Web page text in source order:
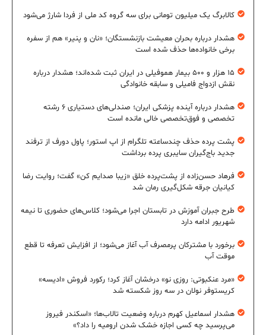
کالابرگ یک میلیون تومانی برای سه گروه کد ملی از فردا شارژ می‌شود
هشدار درباره بحران معیشت بازنشستگان؛ «نان و پنیر» هم از سفره
برخی خانواده‌ها حذف شده است
۱۵ هزار و ۵۰۰ بیمار هموفیلی در ایران ثبت شده‌اند؛ هشدار درباره
نقش ازدواج فامیلی و سابقه خانوادگی
هشدار درباره آینده پزشکی ایران؛ صندلی‌های دستیاری ۶ رشته
تخصصی و فوق‌تخصصی خالی مانده است
پشت پرده حذف چندساعته تلگرام از اپ استور؛ پاول دورف از ترفند
جدید باج‌گیران سایبری پرده برداشت
فرهاد حسن‌زاده از پشت‌پرده خلق «زیبا صدایم کن» گفت؛ روایت رضا
کیانیان جرقه شکل‌گیری رمان شد
طرح جبران آموزش در تابستان اجرا می‌شود؛ کلاس‌های حضوری تا نیمه
شهریور ادامه دارد
برخورد با مشترکان پرمصرف آب آغاز می‌شود؛ از افزایش تعرفه تا قطع
موقت آب
«مرد عنکبوتی: روزی نو» درخشان آغاز کرد؛ رکورد فروش «ادیسه»
کریستوفر نولان در سه روز شکسته شد
هشدار اسماعیل کهرم درباره وضعیت تالاب‌ها؛ «اسکندر فیروز
می‌پرسید چه کسی اجازه خشک شدن ارومیه را داد؟»